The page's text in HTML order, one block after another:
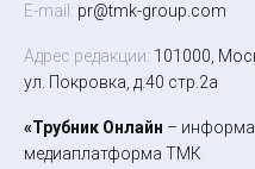
E-mail: pr@tmk-group.com
Адрес редакции: 101000,
ул. Покровка, д.40 стр.2а
«Трубник Онлайн –
медиаплатформа ТМК